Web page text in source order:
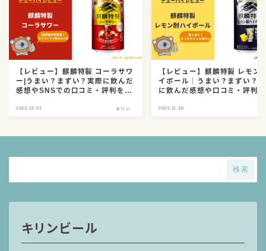
【レビュー】麒麟特製 コーラサワ
ー|うまい？まずい？実際に飲んだ
感想やSNSでの口コミ・評判を総
2023.12.01 キリン
【レビュー】麒麟特製 レモン
イボール｜うまい？まずい？
に飲んだ感想や口コミ・評判
2023.11.30
検索
キリンビール